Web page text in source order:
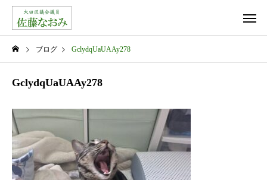
ブログ GclydqUaUAAy278
GclydqUaUAAy278